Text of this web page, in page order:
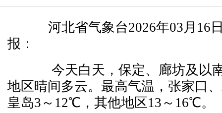
河北省气象台2026年03月16
报：
今天白天，保定、廊坊及以
地区晴间多云。最高气温，张家口
皇岛3～12℃，其他地区13～16℃。